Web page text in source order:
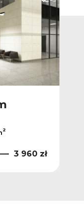
2
3 960 zł